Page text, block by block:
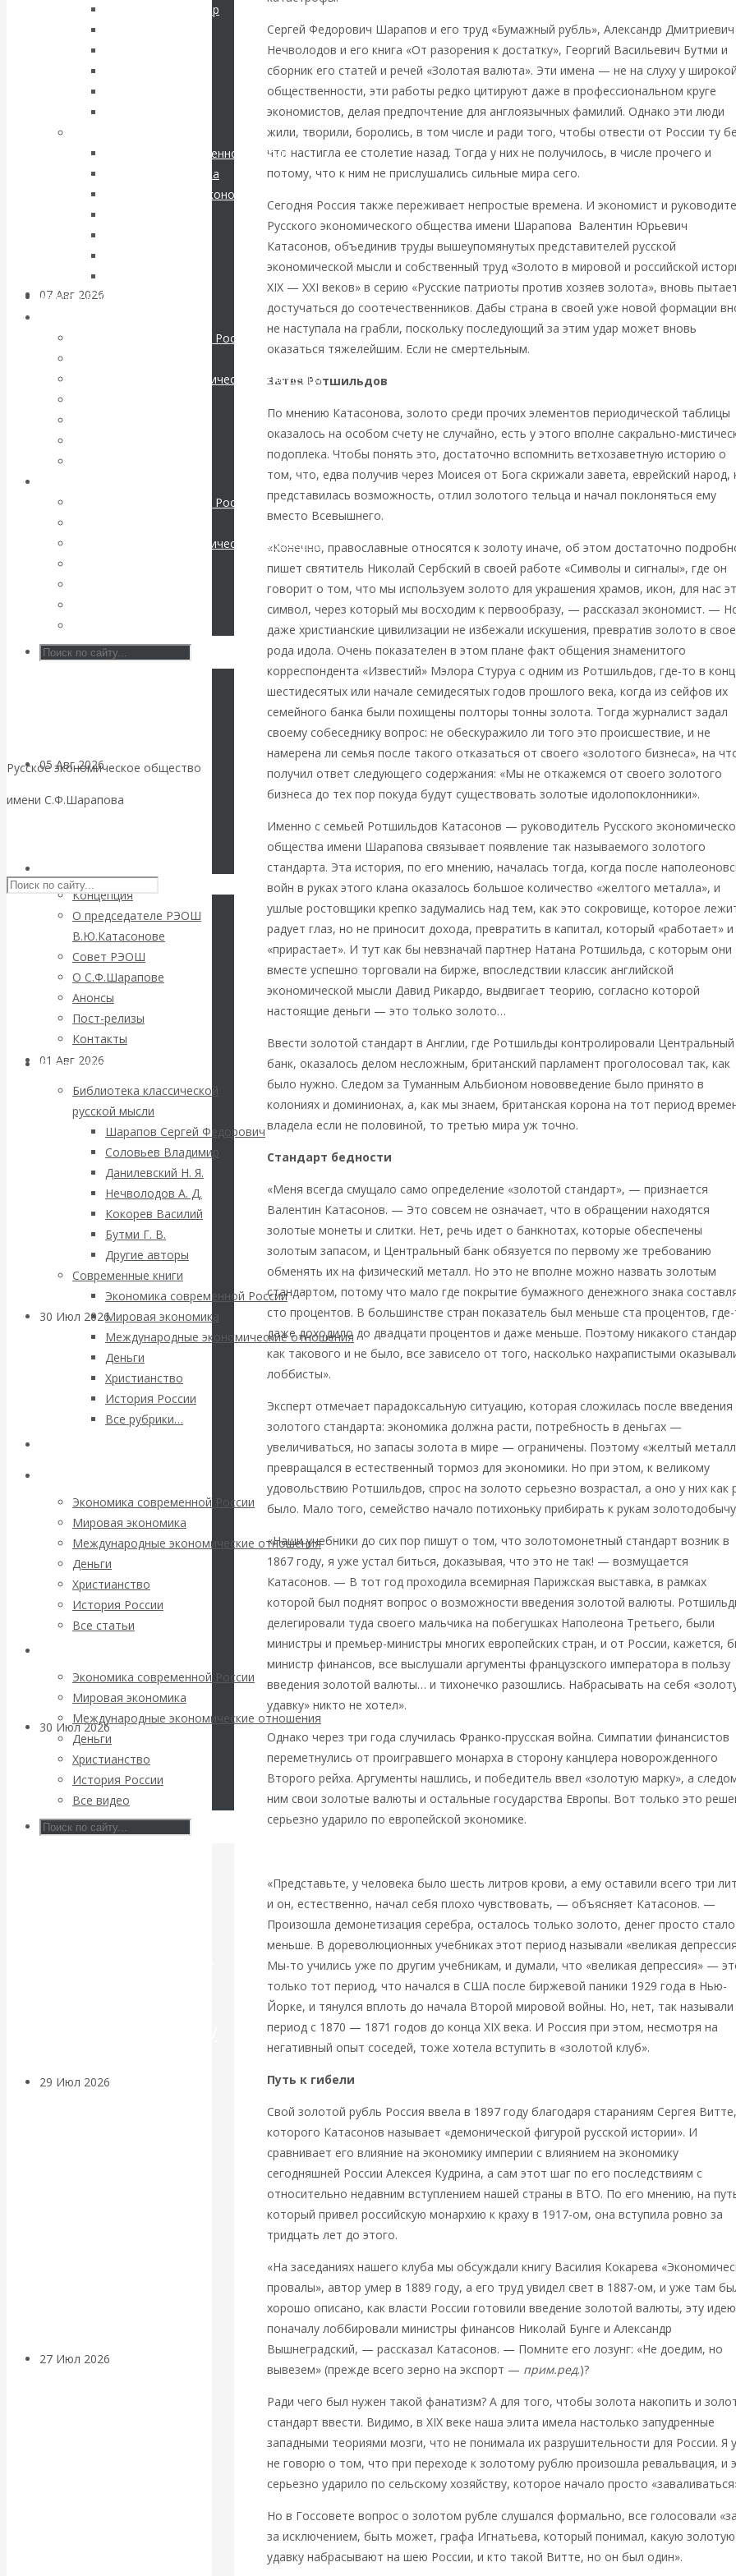
Соловьев Владимир
Экономика современной России
Мировая экономика
Международные экономические отношения
Авторы РЭОШ
Экономика современной России
Международные экономические отношения
Экономика современной России
Международные экономические отношения
Русское экономическое общество
имени С.Ф.Шарапова
Концепция
О председателе РЭОШ
В.Ю.Катасонове
Совет РЭОШ
О С.Ф.Шарапове
Анонсы
Пост-релизы
Контакты
Библиотека
Библиотека классической
русской мысли
Шарапов Сергей Федорович
Соловьев Владимир
Данилевский Н. Я.
Нечволодов А. Д.
Кокорев Василий
Бутми Г. В.
Другие авторы
Современные книги
Экономика современной России
Мировая экономика
Международные экономические отношения
Деньги
Христианство
История России
Все рубрики…
Экономика современной России
Мировая экономика
Международные экономические отношения
Деньги
Христианство
История России
Все статьи
Экономика современной России
Мировая экономика
Международные экономические отношения
Деньги
Христианство
История России
Все видео
кризис в России.
Проедаем
основной
капитал, но
строим
грандиозные
планы
07 Авг 2026
ВАлентин
КАтасонов. К
112-летию
мировой войны:
вместо победы
Россия
получила
05 Авг 2026Деньги
Валентин
раз на тему
блокировки
банковских
счетов
01 Авг 2026
ВАлентин
Катасонов.
Саммит НАТО в
Турции: Drang
nach Osten
30 Июл 2026Банки
Валентин
Катасонов. Кто
финансовых
рынках?
Минфины хотят
быть главнее
Центробанков?
30 Июл 2026Цифровая
экономика
Валентин
Катасонов.
29 Июл 2026
27 Июл 2026
Сергей Федорович Шарапов и его труд «Бумажный рубль», Александр Дмитриевич
Нечволодов и его книга «От разорения к достатку», Георгий Васильевич Бутми и
сборник его статей и речей «Золотая валюта». Эти имена — не на слуху у широкой
общественности, эти работы редко цитируют даже в профессиональном круге
экономистов, делая предпочтение для англоязычных фамилий. Однако эти люди
жили, творили, боролись, в том числе и ради того, чтобы отвести от России ту
что настигла ее столетие назад. Тогда у них не получилось, в числе прочего и
потому, что к ним не прислушались сильные мира сего.
Сегодня Россия также переживает непростые времена. И экономист и
Русского экономического общества имени Шарапова Валентин Юрьевич
Катасонов, объединив труды вышеупомянутых представителей русской
экономической мысли и собственный труд «Золото в мировой и российской
XIX — XXI веков» в серию «Русские патриоты против хозяев золота», вновь
достучаться до соотечественников. Дабы страна в своей уже новой формации
не наступала на грабли, поскольку последующий за этим удар может вновь
оказаться тяжелейшим. Если не смертельным.
Затея Ротшильдов
По мнению Катасонова, золото среди прочих элементов периодической таблицы
оказалось на особом счету не случайно, есть у этого вполне сакрально-
подоплека. Чтобы понять это, достаточно вспомнить ветхозаветную историю о
том, что, едва получив через Моисея от Бога скрижали завета, еврейский народ,
представилась возможность, отлил золотого тельца и начал поклоняться ему
вместо Всевышнего.
«Конечно, православные относятся к золоту иначе, об этом достаточно
пишет святитель Николай Сербский в своей работе «Символы и сигналы», где он
говорит о том, что мы используем золото для украшения храмов, икон, для нас
символ, через который мы восходим к первообразу, — рассказал экономист. —
даже христианские цивилизации не избежали искушения, превратив золото в
рода идола. Очень показателен в этом плане факт общения знаменитого
корреспондента «Известий» Мэлора Стуруа с одним из Ротшильдов, где-то в
шестидесятых или начале семидесятых годов прошлого века, когда из сейфов их
семейного банка были похищены полторы тонны золота. Тогда журналист задал
своему собеседнику вопрос: не обескуражило ли того это происшествие, и не
намерена ли семья после такого отказаться от своего «золотого бизнеса», на
получил ответ следующего содержания: «Мы не откажемся от своего золотого
бизнеса до тех пор покуда будут существовать золотые идолопоклонники».
Именно с семьей Ротшильдов Катасонов — руководитель Русского
общества имени Шарапова связывает появление так называемого золотого
стандарта. Эта история, по его мнению, началась тогда, когда после
войн в руках этого клана оказалось большое количество «желтого металла», и
ушлые ростовщики крепко задумались над тем, как это сокровище, которое
радует глаз, но не приносит дохода, превратить в капитал, который «работает» и
«прирастает». И тут как бы невзначай партнер Натана Ротшильда, с которым они
вместе успешно торговали на бирже, впоследствии классик английской
экономической мысли Давид Рикардо, выдвигает теорию, согласно которой
настоящие деньги — это только золото…
Ввести золотой стандарт в Англии, где Ротшильды контролировали Центральный
банк, оказалось делом несложным, британский парламент проголосовал так, как
было нужно. Следом за Туманным Альбионом нововведение было принято в
колониях и доминионах, а, как мы знаем, британская корона на тот период
владела если не половиной, то третью мира уж точно.
Стандарт бедности
«Меня всегда смущало само определение «золотой стандарт», — признается
Валентин Катасонов. — Это совсем не означает, что в обращении находятся
золотые монеты и слитки. Нет, речь идет о банкнотах, которые обеспечены
золотым запасом, и Центральный банк обязуется по первому же требованию
обменять их на физический металл. Но это не вполне можно назвать золотым
стандартом, потому что мало где покрытие бумажного денежного знака
сто процентов. В большинстве стран показатель был меньше ста процентов,
даже доходило до двадцати процентов и даже меньше. Поэтому никакого
как такового и не было, все зависело от того, насколько нахрапистыми
лоббисты».
Эксперт отмечает парадоксальную ситуацию, которая сложилась после введения
золотого стандарта: экономика должна расти, потребность в деньгах —
увеличиваться, но запасы золота в мире — ограничены. Поэтому «желтый
превращался в естественный тормоз для экономики. Но при этом, к великому
удовольствию Ротшильдов, спрос на золото серьезно возрастал, а оно у них как
было. Мало того, семейство начало потихоньку прибирать к рукам
«Наши учебники до сих пор пишут о том, что золотомонетный стандарт возник в
1867 году, я уже устал биться, доказывая, что это не так! — возмущается
Катасонов. — В тот год проходила всемирная Парижская выставка, в рамках
которой был поднят вопрос о возможности введения золотой валюты.
делегировали туда своего мальчика на побегушках Наполеона Третьего, были
министры и премьер-министры многих европейских стран, и от России, кажется,
министр финансов, все выслушали аргументы французского императора в пользу
введения золотой валюты… и тихонечко разошлись. Набрасывать на себя
удавку» никто не хотел».
Однако через три года случилась Франко-прусская война. Симпатии финансистов
переметнулись от проигравшего монарха в сторону канцлера новорожденного
Второго рейха. Аргументы нашлись, и победитель ввел «золотую марку», а
ним свои золотые валюты и остальные государства Европы. Вот только это
серьезно ударило по европейской экономике.
«Представьте, у человека было шесть литров крови, а ему оставили всего три
и он, естественно, начал себя плохо чувствовать, — объясняет Катасонов. —
Произошла демонетизация серебра, осталось только золото, денег просто стало
меньше. В дореволюционных учебниках этот период называли «великая
Мы-то учились уже по другим учебникам, и думали, что «великая депрессия» —
только тот период, что начался в США после биржевой паники 1929 года в Нью-
Йорке, и тянулся вплоть до начала Второй мировой войны. Но, нет, так называли
период с 1870 — 1871 годов до конца XIX века. И Россия при этом, несмотря на
негативный опыт соседей, тоже хотела вступить в «золотой клуб».
Путь к гибели
Свой золотой рубль Россия ввела в 1897 году благодаря стараниям Сергея Витте,
которого Катасонов называет «демонической фигурой русской истории». И
сравнивает его влияние на экономику империи с влиянием на экономику
сегодняшней России Алексея Кудрина, а сам этот шаг по его последствиям с
относительно недавним вступлением нашей страны в ВТО. По его мнению, на
который привел российскую монархию к краху в 1917-ом, она вступила ровно за
тридцать лет до этого.
«На заседаниях нашего клуба мы обсуждали книгу Василия Кокарева
провалы», автор умер в 1889 году, а его труд увидел свет в 1887-ом, и уже там
хорошо описано, как власти России готовили введение золотой валюты, эту идею
поначалу лоббировали министры финансов Николай Бунге и Александр
Вышнеградский, — рассказал Катасонов. — Помните его лозунг: «Не доедим, но
вывезем» (прежде всего зерно на экспорт — прим.ред.)?
Ради чего был нужен такой фанатизм? А для того, чтобы золота накопить и
стандарт ввести. Видимо, в XIX веке наша элита имела настолько запудренные
западными теориями мозги, что не понимала их разрушительности для России. Я
не говорю о том, что при переходе к золотому рублю произошла ревальвация, и
серьезно ударило по сельскому хозяйству, которое начало просто
Но в Госсовете вопрос о золотом рубле слушался формально, все голосовали
за исключением, быть может, графа Игнатьева, который понимал, какую золотую
удавку набрасывают на шею России, и кто такой Витте, но он был один».